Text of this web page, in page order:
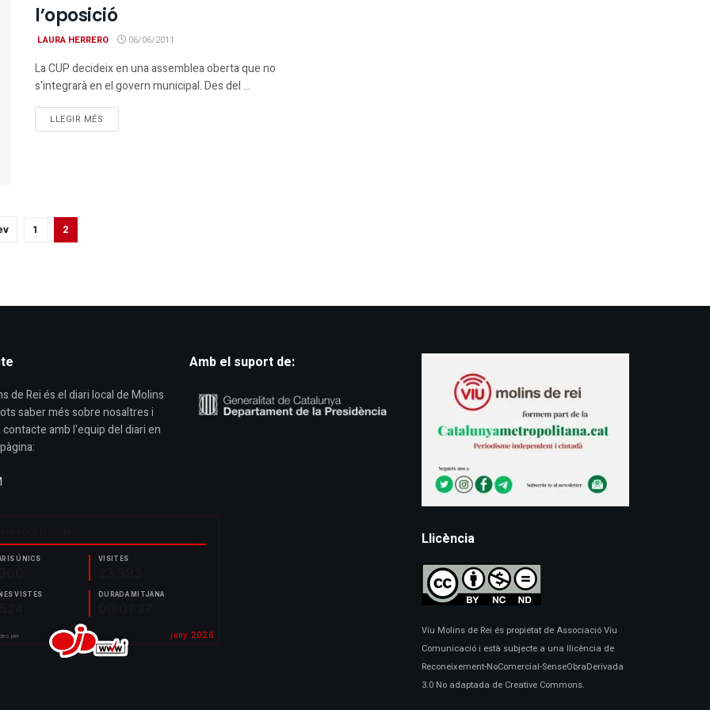
l’oposició
LAURA HERRERO 06/06/2011
La CUP decideix en una assemblea oberta que no
s'integrarà en el govern municipal. Des del ...
LLEGIR MÉS
1 2
de Rei és el diari local de Molins
saber més sobre nosaltres i
amb l'equip del diari en
Amb el suport de:
Llicència
Viu Molins de Rei és propietat de Associació Viu
Comunicació i està subjecte a una llicència de
Reconeixement-NoComercial-SenseObraDerivada
3.0 No adaptada de Creative Commons.